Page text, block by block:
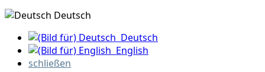
Deutsch
Deutsch
English
schließen